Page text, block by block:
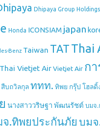
Dhipaya Group Holdings
Honda ICONSIAM japan
Benz Taiwan TAT Thai
Thai Vietjet Air Vietjet Air ก
บถวิลกุล ททท. ทิพย กรุ๊ป โฮลดิ้
นางสาววริษฐา พัฒนรัชต์ บมจ.
จ.ทิพยประกันภัย บม